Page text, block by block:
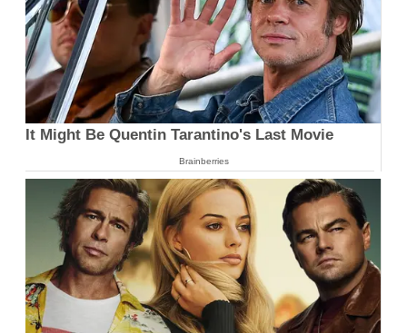
It Might Be Quentin Tarantino's Last Movie
Brainberries